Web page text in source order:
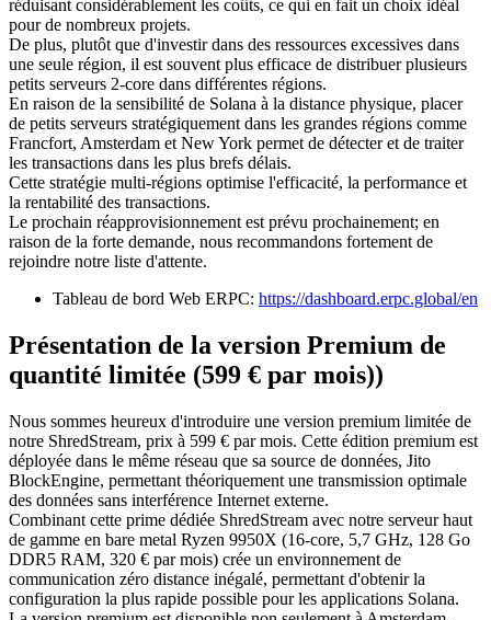
réduisant considérablement les coûts, ce qui en fait un choix idéal
pour de nombreux projets.
De plus, plutôt que d'investir dans des ressources excessives dans
une seule région, il est souvent plus efficace de distribuer plusieurs
petits serveurs 2-core dans différentes régions.
En raison de la sensibilité de Solana à la distance physique, placer
de petits serveurs stratégiquement dans les grandes régions comme
Francfort, Amsterdam et New York permet de détecter et de traiter
les transactions dans les plus brefs délais.
Cette stratégie multi-régions optimise l'efficacité, la performance et
la rentabilité des transactions.
Le prochain réapprovisionnement est prévu prochainement; en
raison de la forte demande, nous recommandons fortement de
rejoindre notre liste d'attente.
Tableau de bord Web ERPC: https://dashboard.erpc.global/en
Présentation de la version Premium de
quantité limitée (599 € par mois))
Nous sommes heureux d'introduire une version premium limitée de
notre ShredStream, prix à 599 € par mois. Cette édition premium est
déployée dans le même réseau que sa source de données, Jito
BlockEngine, permettant théoriquement une transmission optimale
des données sans interférence Internet externe.
Combinant cette prime dédiée ShredStream avec notre serveur haut
de gamme en bare metal Ryzen 9950X (16-core, 5,7 GHz, 128 Go
DDR5 RAM, 320 € par mois) crée un environnement de
communication zéro distance inégalé, permettant d'obtenir la
configuration la plus rapide possible pour les applications Solana.